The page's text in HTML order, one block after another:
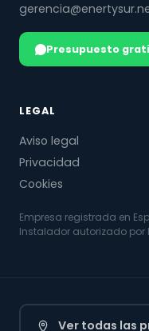
Presupuesto
LEGAL
Aviso legal
Privacidad
Cookies
Empresa registrada en
Instalador autorizado por
Ver todas las